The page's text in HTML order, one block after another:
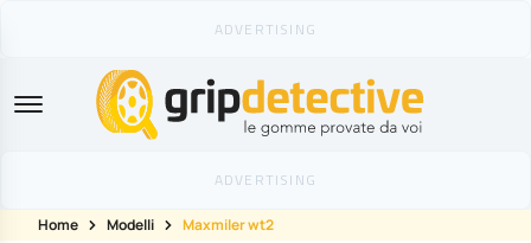
GripDetective
Home Modelli Maxmiler wt2